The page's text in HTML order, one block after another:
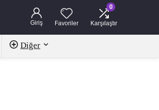
Giriş Favoriler
0
Karşılaştır
Diğer